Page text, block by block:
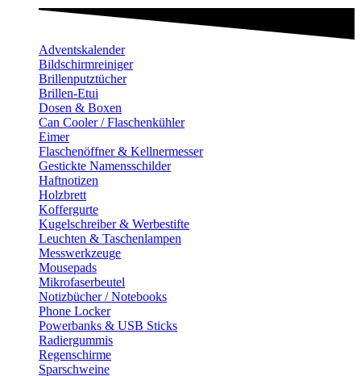
Adventskalender
Bildschirmreiniger
Brillenputztücher
Brillen-Etui
Dosen & Boxen
Can Cooler / Flaschenkühler
Eimer
Flaschenöffner & Kellnermesser
Gestickte Namensschilder
Haftnotizen
Holzbrett
Koffergurte
Kugelschreiber & Werbestifte
Leuchten & Taschenlampen
Messwerkzeuge
Mousepads
Mikrofaserbeutel
Notizbücher / Notebooks
Phone Locker
Powerbanks & USB Sticks
Radiergummis
Regenschirme
Sparschweine